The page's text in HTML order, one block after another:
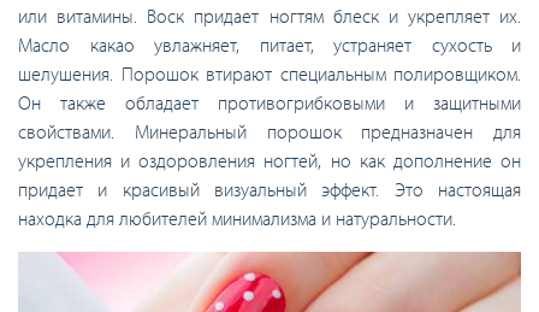
или витамины. Воск придает ногтям блеск и укрепляет их.
Масло какао увлажняет, питает, устраняет сухость и
шелушения. Порошок втирают специальным полировщиком.
Он также обладает противогрибковыми и защитными
свойствами. Минеральный порошок предназначен для
укрепления и оздоровления ногтей, но как дополнение он
придает и красивый визуальный эффект. Это настоящая
находка для любителей минимализма и натуральности.